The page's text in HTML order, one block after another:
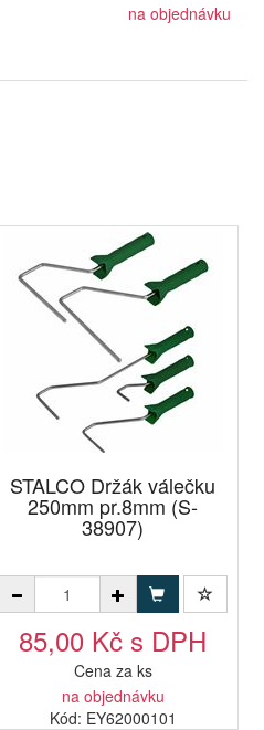
na objednávku
STALCO Držák válečku
250mm pr.8mm (S-
38907)
85,00 Kč s DPH
Cena za ks
na objednávku
Kód: EY62000101